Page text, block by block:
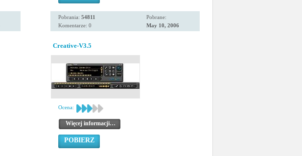
Pobrania: 54811
Komentarze: 0
Pobrane:
May 10, 2006
Creative-V3.5
Ocena:
Więcej informacji…
POBIERZ